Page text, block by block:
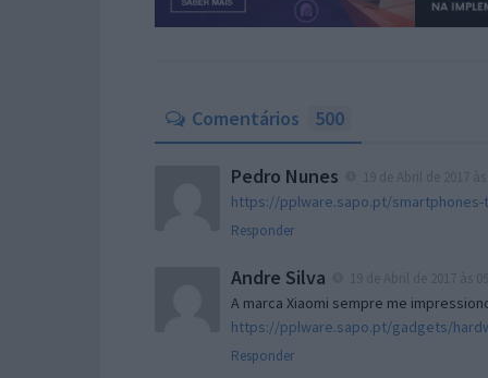
Comentários 500
Pedro Nunes
https://pplware.sapo.pt/
Responder
Andre Silva
A marca Xiaomi sempre me
https://pplware.sapo.pt/gadgets/
Responder